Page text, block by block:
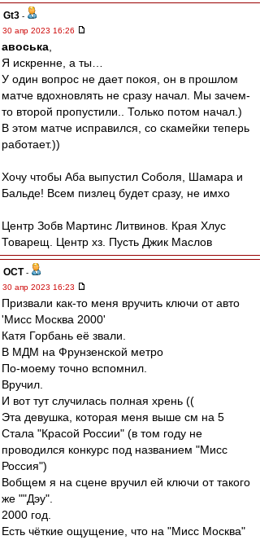
Gt3 -
30 апр 2023 16:26
авоська
Я искренне, а ты…
У один вопрос не дает покоя, он в прошлом
матче вдохновлять не сразу начал. Мы зачем-
то второй пропустили.. Только потом начал.)
В этом матче исправился, со скамейки теперь
работает.))
Хочу чтобы Аба выпустил Соболя, Шамара и
Бальде! Всем пизлец будет сразу, не имхо
Центр Зобв Мартинс Литвинов. Края Хлус
Товарещ. Центр хз. Пусть Джик Маслов
ОСТ -
30 апр 2023 16:23
Призвали как-то меня вручить ключи от авто
'Мисс Москва 2000'
Катя Горбань её звали.
В МДМ на Фрунзенской метро
По-моему точно вспомнил.
Вручил.
И вот тут случилась полная хрень ((
Эта девушка, которая меня выше см на 5
Стала "Красой России" (в том году не
проводился конкурс под названием "Мисс
Россия")
Вобщем я на сцене вручил ей ключи от такого
же ""Дэу".
2000 год.
Есть чёткие ощущение, что на "Мисс Москва"